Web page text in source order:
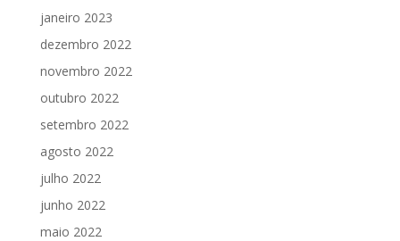
janeiro 2023
dezembro 2022
novembro 2022
outubro 2022
setembro 2022
agosto 2022
julho 2022
junho 2022
maio 2022